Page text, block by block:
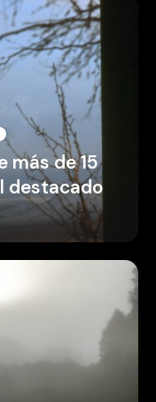
más de 15
destacado